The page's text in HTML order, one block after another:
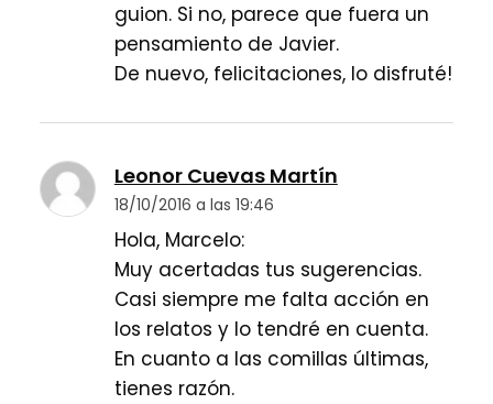
guion. Si no, parece que fuera un
pensamiento de Javier.
De nuevo, felicitaciones, lo disfruté!
Leonor Cuevas Martín
18/10/2016 a las 19:46
Hola, Marcelo:
Muy acertadas tus sugerencias.
Casi siempre me falta acción en
los relatos y lo tendré en cuenta.
En cuanto a las comillas últimas,
tienes razón.